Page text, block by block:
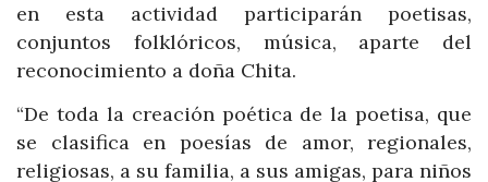
en esta actividad participarán poetisas,
conjuntos folklóricos, música, aparte del
reconocimiento a doña Chita.
“De toda la creación poética de la poetisa, que
se clasifica en poesías de amor, regionales,
religiosas, a su familia, a sus amigas, para niños